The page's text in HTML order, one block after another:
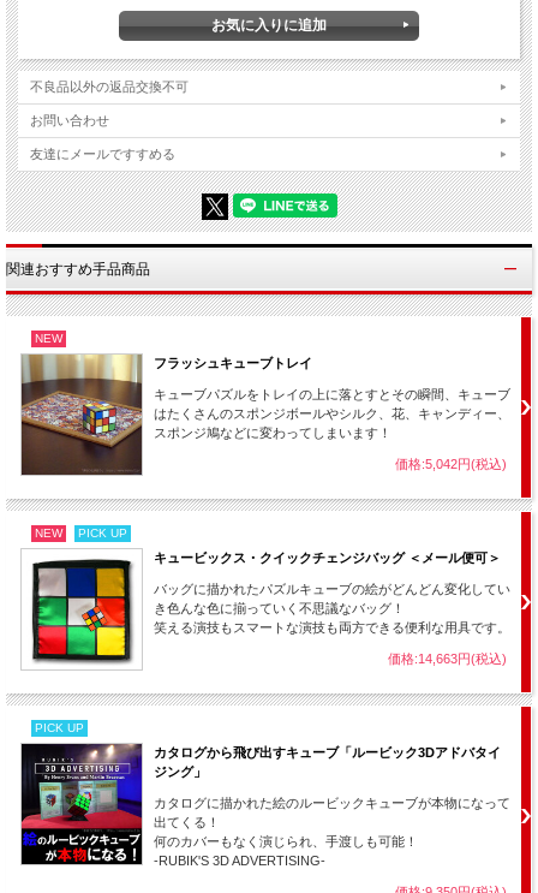
ルービック・キューブを使ったマジックは以前からたくさんありましたが、
今回のDVDではレギュラーのルービック・キューブだけを使ったアイデアを
収録しています。
可能です。
解説されている4つの手順では、今までになかった新たなアイデアを存分に使
ったものになっています。
現象も消失、移動、交換、予言、貫通と多彩！
もちろんDVDでは基本的な技法から、フォールス・シャッフルへの応用、使
うキューブからメンテナンス方法まで、しっかりとカバーしています。
じさせない普通の道具であることです。 「レギュラー」の「普通の道具」
を使った現象は強力の一言です。
特にバーで演じるマジシャンの方には話題づくりにもなって最強の武器にな
るのではないでしょうか？
オススメです！
【収録内容】
◆基本知識
・基本技法
レギュラーだけで演技を可能とさせる、本DVDの中核をなすテクニックを解
説します。
非常に応用範囲の広いテクニックで、変化、消失、移動、交換、予言、貫通
・フォールスシャッフル
基本技法を応用した、本当に混ぜたように見えるアイデアを解説
・使用するキューブについて
市販品のカスタマイズ方法のアドバイス
・練習方法
お客さんに、6面がそろっている状態と混ざった状態のルービック・キューブ
どちらかを選んでもらいます。
おまじないをかけると片方が消えて、別のところから出現します。フリーチ
ョイスで行えます。
◆チェンジ
不良品以外の返品交換不可
お問い合わせ
友達にメールですすめる
関連おすすめ手品商品
NEW
フラッシュキューブトレイ
キューブパズルをトレイの上に落とすとその瞬間、キューブ
はたくさんのスポンジボールやシルク、花、キャンディー、
スポンジ鳩などに変わってしまいます！
価格:5,042円(税込)
NEW PICK UP
キュービックス・クイックチェンジバッグ ＜メール便可＞
バッグに描かれたパズルキューブの絵がどんどん変化してい
き色んな色に揃っていく不思議なバッグ！
笑える演技もスマートな演技も両方できる便利な用具です。
価格:14,663円(税込)
PICK UP
カタログから飛び出すキューブ「ルービック3Dアドバタイ
ジング」
カタログに描かれた絵のルービックキューブが本物になって
出てくる！
何のカバーもなく演じられ、手渡しも可能！
-RUBIK'S 3D ADVERTISING-